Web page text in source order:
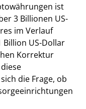
ist
3 Billionen US-
im Verlauf
Billion US-Dollar
Korrektur
die Frage, ob